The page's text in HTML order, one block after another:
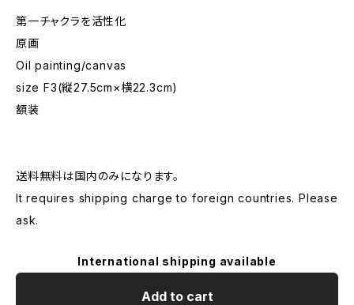
第一チャクラを活性化
原画
Oil painting/canvas
size F3(縦27.5cm×横22.3cm)
額装
送料無料は国内のみになります。
It requires shipping charge to foreign countries. Please
ask.
International shipping available
Add to cart